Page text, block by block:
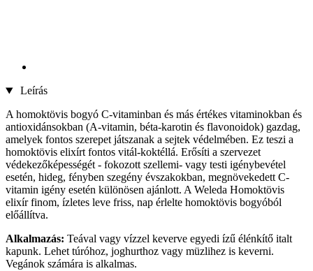
Leírás
A homoktövis bogyó C-vitaminban és más értékes vitaminokban és
antioxidánsokban (A-vitamin, béta-karotin és flavonoidok) gazdag,
amelyek fontos szerepet játszanak a sejtek védelmében. Ez teszi a
homoktövis elixírt fontos vitál-koktéllá. Erősíti a szervezet
védekezőképességét - fokozott szellemi- vagy testi igénybevétel
esetén, hideg, fényben szegény évszakokban, megnövekedett C-
vitamin igény esetén különösen ajánlott. A Weleda Homoktövis
elixír finom, ízletes leve friss, nap érlelte homoktövis bogyóból
előállítva.
Alkalmazás: Teával vagy vízzel keverve egyedi ízű élénkítő italt
kapunk. Lehet túróhoz, joghurthoz vagy müzlihez is keverni.
Vegánok számára is alkalmas.